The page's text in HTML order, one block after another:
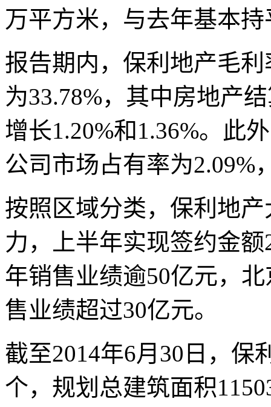
万平方米，与去年基本持
报告期内，保利地产毛
为33.78%，其中房地产
增长1.20%和1.36%。此
公司市场占有率为2.09%
按照区域分类，保利地
力，上半年实现签约金
年销售业绩逾50亿元，
售业绩超过30亿元。
截至2014年6月30日，保
个，规划总建筑面积